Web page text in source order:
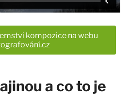
kompozice na webu
a co to je